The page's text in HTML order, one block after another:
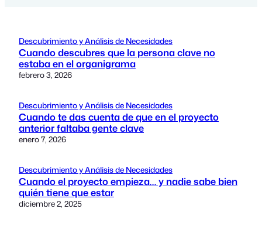
Descubrimiento y Análisis de Necesidades
Cuando descubres que la persona clave no
estaba en el organigrama
febrero 3, 2026
Descubrimiento y Análisis de Necesidades
Cuando te das cuenta de que en el proyecto
anterior faltaba gente clave
enero 7, 2026
Descubrimiento y Análisis de Necesidades
Cuando el proyecto empieza… y nadie sabe bien
quién tiene que estar
diciembre 2, 2025